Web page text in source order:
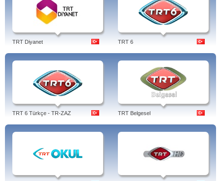
TRT Diyanet TRT 6
TRT 6 Türkçe - TR-ZAZ TRT Belgesel